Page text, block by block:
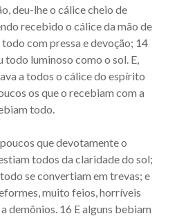
sociorum eius - Capítulo 65
sociorum eius - Capítulo 66
sociorum eius - Capítulo 67
sociorum eius - Capítulo 68
sociorum eius - Capítulo 7
sociorum eius - Capítulo 9
sociorum eius - Introdução
deu-lhe o cálice cheio de
rece­bido o cálice da mão de
com pressa e devoção; 14
todo luminoso como o sol. E,
a todos o cálice do espírito
os que o recebiam com a
todo.
que devotamente o
todos da claridade do sol;
se convertiam em trevas; e
muito feios, horríveis
demônios. 16 E alguns bebiam